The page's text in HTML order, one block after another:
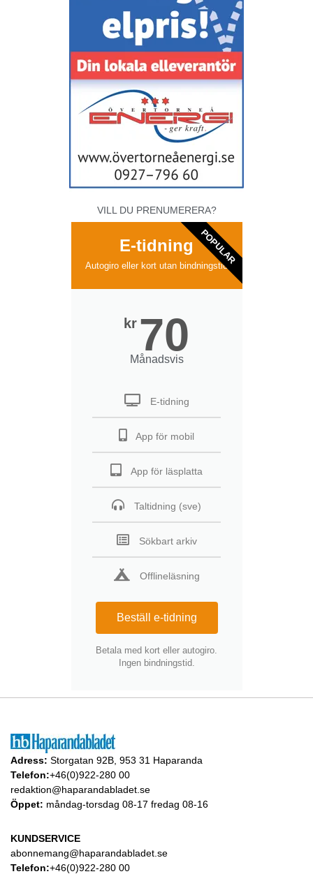
VILL DU PRENUMERERA?
E-tidning
Autogiro eller kort utan bindningstid
kr 70
Månadsvis
E-tidning
App för mobil
App för läsplatta
Taltidning (sve)
Sökbart arkiv
Offlineläsning
Beställ e-tidning
Betala med kort eller autogiro.
Ingen bindningstid.
POPULAR
Adress: Storgatan 92B, 953 31 Haparanda
Telefon:+46(0)922-280 00
redaktion@haparandabladet.se
Öppet: måndag-torsdag 08-17 fredag 08-16
KUNDSERVICE
abonnemang@haparandabladet.se
Telefon:+46(0)922-280 00